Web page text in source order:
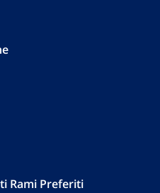
Rami Preferiti